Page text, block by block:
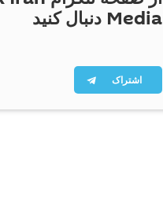
Media دنبال کنید
اشتراک